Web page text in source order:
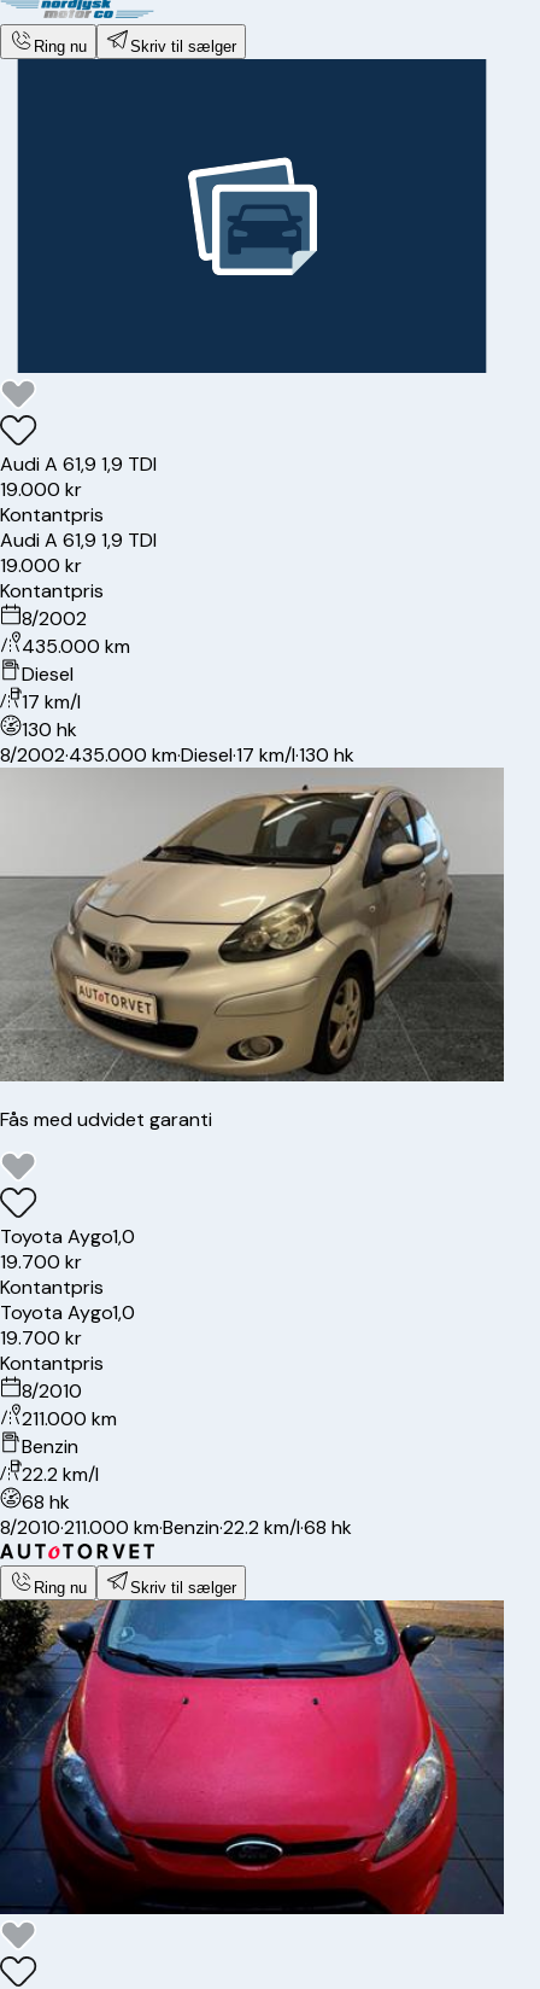
Ring nu Skriv til sælger
AudiA 61,9 1,9 TDI
19.000 kr
Kontantpris
AudiA 61,9 1,9 TDI
19.000 kr
Kontantpris
8/2002
435.000 km
Diesel
17 km/l
130 hk
8/2002·435.000 km·Diesel·17 km/l·130 hk
Fås med udvidet garanti
ToyotaAygo1,0
19.700 kr
Kontantpris
ToyotaAygo1,0
19.700 kr
Kontantpris
8/2010
211.000 km
Benzin
22.2 km/l
68 hk
8/2010·211.000 km·Benzin·22.2 km/l·68 hk
Ring nu Skriv til sælger